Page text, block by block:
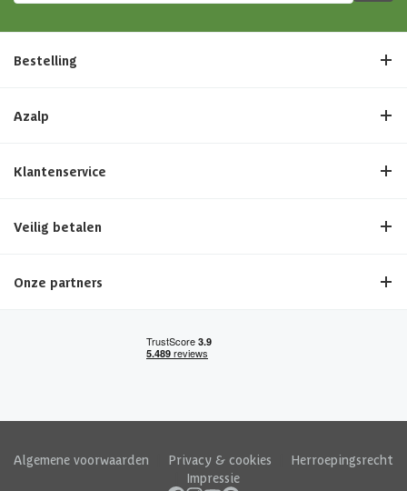
Bestelling
Azalp
Klantenservice
Veilig betalen
Onze partners
Algemene voorwaarden Privacy & cookies
Herroepingsrecht
Impressie